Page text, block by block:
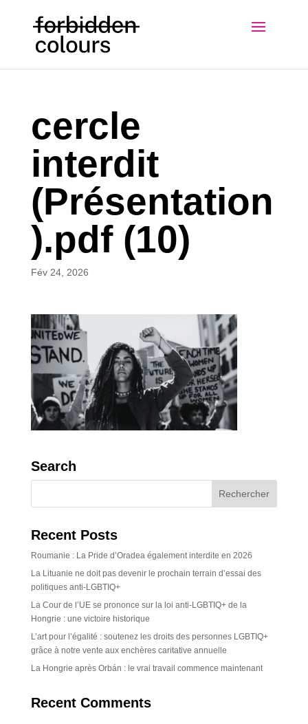
cercle
interdit
(Présentation
).pdf (10)
Fév 24, 2026
Search
Recent Posts
Roumanie : La Pride d’Oradea également interdite en 2026
La Lituanie ne doit pas devenir le prochain terrain d’essai des
politiques anti-LGBTIQ+
La Cour de l’UE se prononce sur la loi anti-LGBTIQ+ de la
Hongrie : une victoire historique
L’art pour l’égalité : soutenez les droits des personnes LGBTIQ+
grâce à notre vente aux enchères caritative annuelle
La Hongrie après Orbán : le vrai travail commence maintenant
Recent Comments